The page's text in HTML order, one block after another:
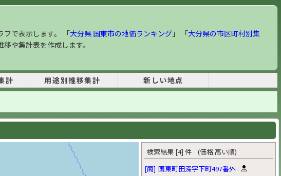
フで表示します。 「大分県 国東市の地価ランキング」 「大分県の市区町村別集
移や集計表を作成します。
計 用途別推移集計 新しい地点
検索結果 [4] 件 (価格 高い順)
[商] 国東町田深字下町497番外